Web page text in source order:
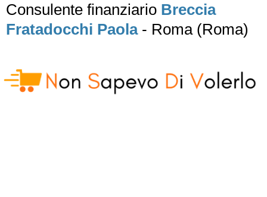
Consulente finanziario Breccia
Fratadocchi Paola- Roma (Roma)